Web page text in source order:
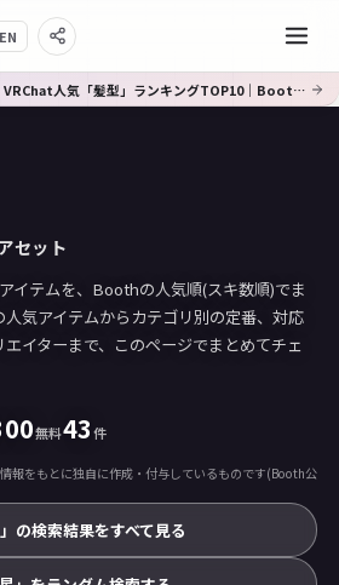
EN
【2026年6月】VRChat人気「髪型」ランキングTOP10｜Booth傾向分析
セット
イテムを、Boothの人気順(スキ数順)でま
人気アイテムからカテゴリ別の定番、対応
イターまで、このページでまとめてチェ
無料43件
報をもとに独自に作成・付与しているものです(Booth公
」の検索結果をすべて見る